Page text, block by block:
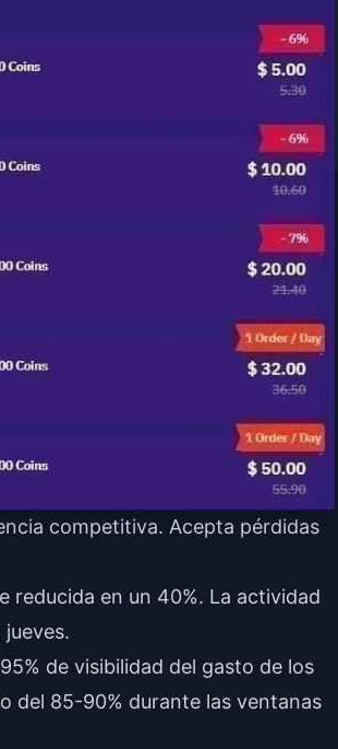
competitiva. Acepta pérdidas
reducida en un 40%. La actividad
de visibilidad del gasto de los
del 85-90% durante las ventanas